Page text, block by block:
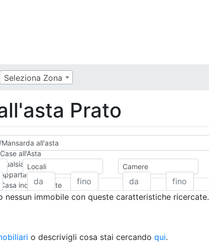
Seleziona Zona
Prato
all'asta
Case all'Asta
Qualsiasi
Appartamento
Casa indipendente
Casa Semi-indipendente
Rustico/Casale
Locali Camere
nessun immobile con queste caratteristiche ricercate.
o descrivigli cosa stai cercando qui.